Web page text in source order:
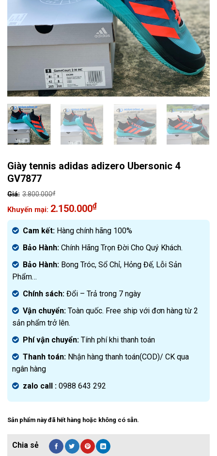
Giày tennis adidas adizero Ubersonic 4
GV7877
3.800.000₫
Giá
gốc
là:
3.800.000₫.
2.150.000₫
Giá
hiện
tại
là:
2.150.000₫.
Cam kết: Hàng chính hãng 100%
Bảo Hành: Chính Hãng Trọn Đời Cho Quý Khách.
Bảo Hành: Bong Tróc, Sổ Chỉ, Hỏng Đế, Lỗi Sản
Phẩm…
Chính sách: Đổi – Trả trong 7 ngày
Vận chuyển: Toàn quốc. Free ship với đơn hàng từ 2
sản phẩm trở lên.
Phí vận chuyển: Tính phí khi thanh toán
Thanh toán: Nhận hàng thanh toán(COD)/ CK qua
ngân hàng
zalo call : 0988 643 292
Sản phẩm này đã hết hàng hoặc không có sẵn.